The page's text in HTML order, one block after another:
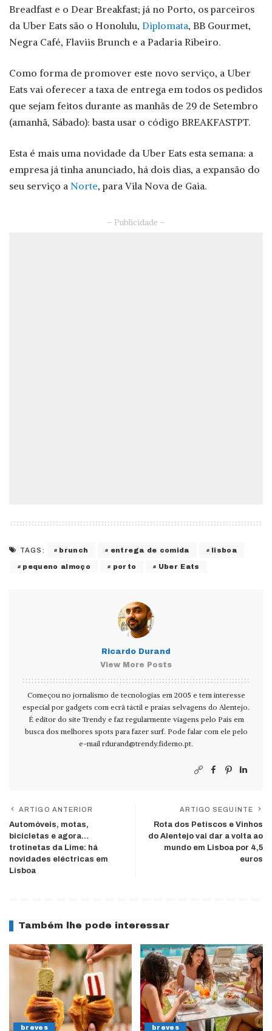
Breadfast e o Dear Breakfast; já no Porto, os parceiros
da Uber Eats são o Honolulu, Diplomata, BB Gourmet,
Negra Café, Flaviis Brunch e a Padaria Ribeiro.
Como forma de promover este novo serviço, a Uber
Eats vai oferecer a taxa de entrega em todos os pedidos
que sejam feitos durante as manhãs de 29 de Setembro
(amanhã, Sábado): basta usar o código BREAKFASTPT.
Esta é mais uma novidade da Uber Eats esta semana: a
empresa já tinha anunciado, há dois dias, a expansão do
seu serviço a Norte, para Vila Nova de Gaia.
– Publicidade –
TAGS: brunch entrega de comida lisboa
pequeno almoço porto Uber Eats
Ricardo Durand
View More Posts
Começou no jornalismo de tecnologias em 2005 e tem interesse
especial por gadgets com ecrã táctil e praias selvagens do Alentejo.
É editor do site Trendy e faz regularmente viagens pelo País em
busca dos melhores spots para fazer surf. Pode falar com ele pelo
e-mail rdurand@trendy.fidemo.pt.
ARTIGO ANTERIOR
Automóveis, motas,
bicicletas e agora…
trotinetas da Lime: há
novidades eléctricas em
Lisboa
ARTIGO SEGUINTE
Rota dos Petiscos e Vinhos
do Alentejo vai dar a volta ao
mundo em Lisboa por 4,5
euros
Também lhe pode interessar
breves breves